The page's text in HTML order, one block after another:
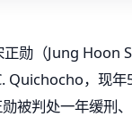
勋（Jung Hoon
Quichocho，现
被判处一年缓刑